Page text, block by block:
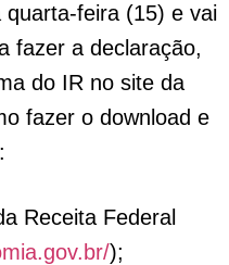
feira (15) e vai
fazer a declaração,
do IR no site da
fazer o download e
Receita Federal
);